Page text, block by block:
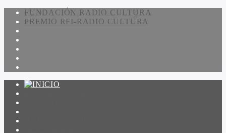
FUNDACIÓN RADIO CULTURA
PREMIO RFI-RADIO CULTURA